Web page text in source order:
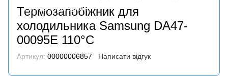
Термозапобіжник для
холодильника Samsung DA47-
00095E 110°C
Артикул: 00000006857 Написати відгук